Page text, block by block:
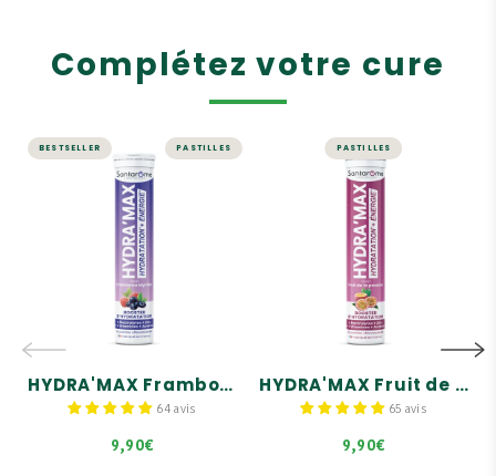
Complétez votre cure
BESTSELLER PASTILLES
HYDRA'MAX Framboise Myrtille - 20 pastilles hydratation
64 avis
9,90€
HYDRA'MAX
Framboise
Myrtille - 20
pastilles
hydratation
Hydratation + Énergie
Arômes 100% naturels
Fabriqué en France
PASTILLES
HYDRA'MAX Fruit de la passion - 20 pastilles hydratation
65 avis
9,90€
HYDRA'MAX Fruit
de la passion - 20
pastilles
hydratation
Hydratation + Énergie
Arômes 100% naturels
Fabriqué en France